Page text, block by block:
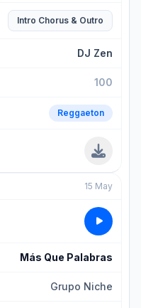
Intro Chorus & Outro
DJ Zen
100
Reggaeton
15 May
Más Que Palabras
Grupo Niche